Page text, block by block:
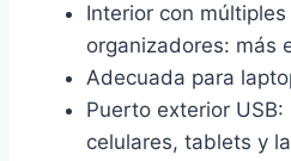
Interior con
organizadores: más
Adecuada para
Puerto exterior
celulares, tablets y